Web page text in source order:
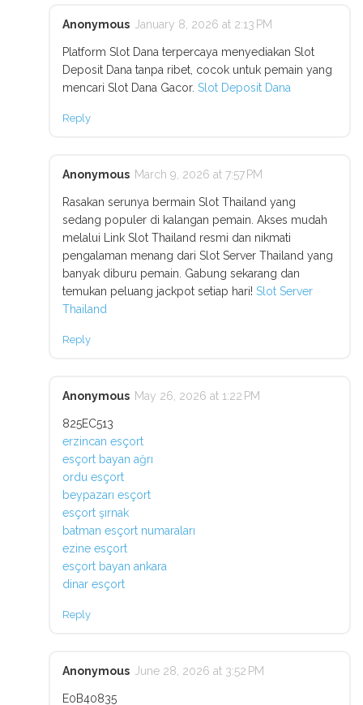
Anonymous January 8, 2026 at 2:13 PM
Platform Slot Dana terpercaya menyediakan Slot
Deposit Dana tanpa ribet, cocok untuk pemain yang
mencari Slot Dana Gacor. Slot Deposit Dana
Reply
Anonymous March 9, 2026 at 7:57 PM
Rasakan serunya bermain Slot Thailand yang
sedang populer di kalangan pemain. Akses mudah
melalui Link Slot Thailand resmi dan nikmati
pengalaman menang dari Slot Server Thailand yang
banyak diburu pemain. Gabung sekarang dan
temukan peluang jackpot setiap hari! Slot Server
Thailand
Reply
Anonymous May 26, 2026 at 1:22 PM
825EC513
erzincan esçort
esçort bayan ağrı
ordu esçort
beypazarı esçort
esçort şırnak
batman esçort numaraları
ezine esçort
esçort bayan ankara
dinar esçort
Reply
Anonymous June 28, 2026 at 3:52 PM
E0B40835